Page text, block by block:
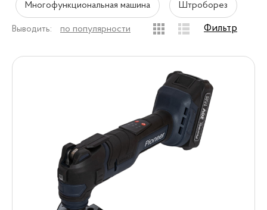
Многофункциональная машина Штроборез
Выводить: по популярности Фильтр